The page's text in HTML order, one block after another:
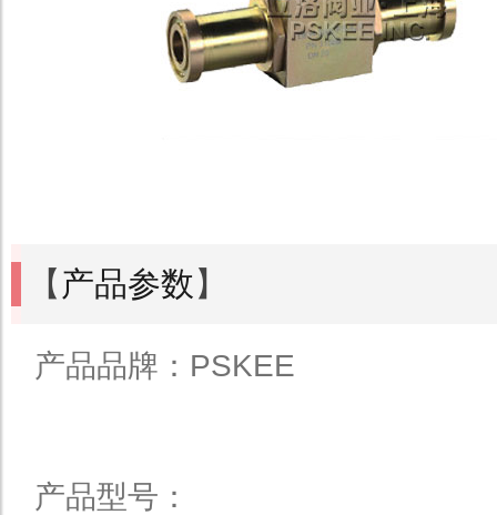
【 产品参数 】
产品品牌：PSKEE
产品型号：